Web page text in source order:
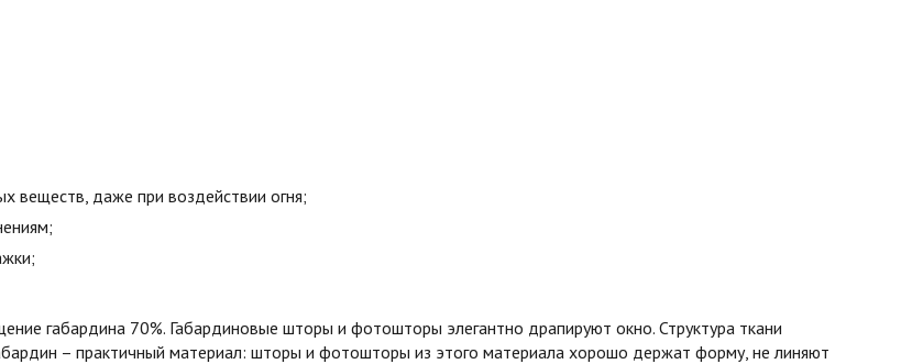
веществ, даже при воздействии огня;
габардина 70%. Габардиновые шторы и фотошторы элегантно драпируют окно. Структура ткани
– практичный материал: шторы и фотошторы из этого материала хорошо держат форму, не линяют